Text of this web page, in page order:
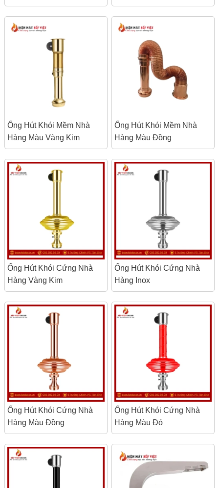
Vàng Chanh
Đỏ
Ống Hút Khói Mềm Nhà
Hàng Màu Vàng Kim
Ống Hút Khói Mềm Nhà
Hàng Màu Đồng
Ống Hút Khói Cứng Nhà
Hàng Vàng Kim
Ống Hút Khói Cứng Nhà
Hàng Inox
Ống Hút Khói Cứng Nhà
Hàng Màu Đồng
Ống Hút Khói Cứng Nhà
Hàng Màu Đỏ